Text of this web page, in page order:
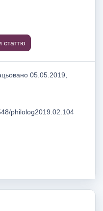
статтю
05.05.2019,
philolog2019.02.104